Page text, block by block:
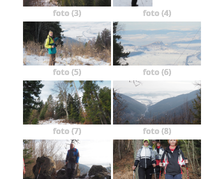
foto (3) foto (4)
foto (5) foto (6)
foto (7) foto (8)